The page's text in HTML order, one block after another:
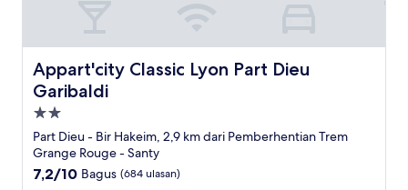
Appart'city Classic Lyon Part Dieu
Garibaldi
Appart'city Classic Lyon Part Dieu Garibaldi
Properti
bintang
2.0
Part Dieu - Bir Hakeim, 2,9 km dari Pemberhentian Trem
Grange Rouge - Santy
7.2
7,2/10 Bagus (684 ulasan)